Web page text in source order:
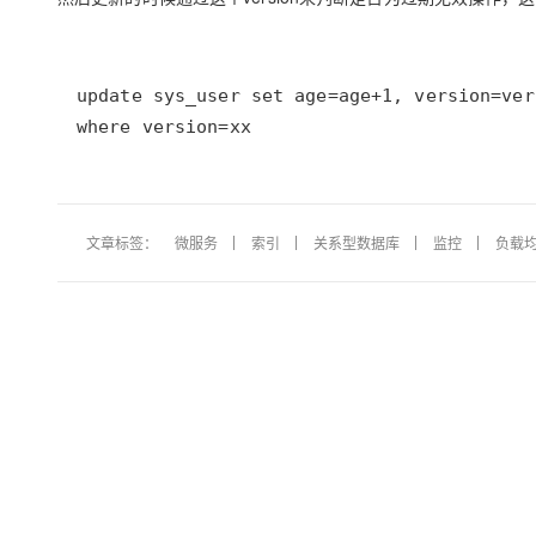
where version=xx
文章标签： 微服务 索引 关系型数据库 监控 负载